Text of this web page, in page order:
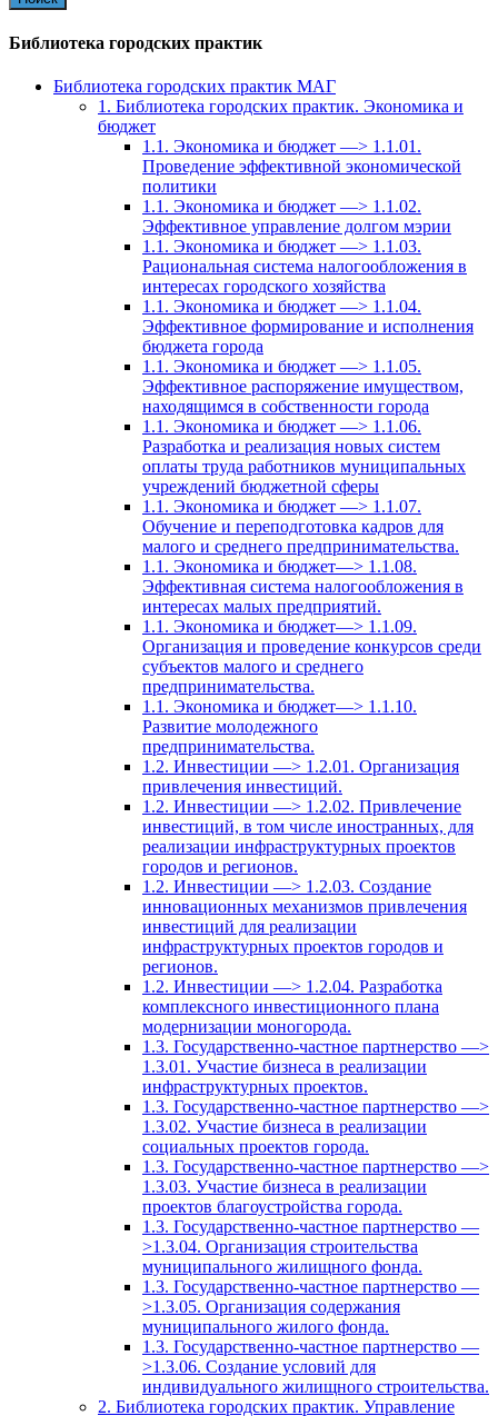
Библиотека городских практик
Библиотека городских практик МАГ
1. Библиотека городских практик. Экономика и
бюджет
1.1. Экономика и бюджет —> 1.1.01.
Проведение эффективной экономической
политики
1.1. Экономика и бюджет —> 1.1.02.
Эффективное управление долгом мэрии
1.1. Экономика и бюджет —> 1.1.03.
Рациональная система налогообложения в
интересах городского хозяйства
1.1. Экономика и бюджет —> 1.1.04.
Эффективное формирование и исполнения
бюджета города
1.1. Экономика и бюджет —> 1.1.05.
Эффективное распоряжение имуществом,
находящимся в собственности города
1.1. Экономика и бюджет —> 1.1.06.
Разработка и реализация новых систем
оплаты труда работников муниципальных
учреждений бюджетной сферы
1.1. Экономика и бюджет —> 1.1.07.
Обучение и переподготовка кадров для
малого и среднего предпринимательства.
1.1. Экономика и бюджет—> 1.1.08.
Эффективная система налогообложения в
интересах малых предприятий.
1.1. Экономика и бюджет—> 1.1.09.
Организация и проведение конкурсов среди
субъектов малого и среднего
предпринимательства.
1.1. Экономика и бюджет—> 1.1.10.
Развитие молодежного
предпринимательства.
1.2. Инвестиции —> 1.2.01. Организация
привлечения инвестиций.
1.2. Инвестиции —> 1.2.02. Привлечение
инвестиций, в том числе иностранных, для
реализации инфраструктурных проектов
городов и регионов.
1.2. Инвестиции —> 1.2.03. Создание
инновационных механизмов привлечения
инвестиций для реализации
инфраструктурных проектов городов и
регионов.
1.2. Инвестиции —> 1.2.04. Разработка
комплексного инвестиционного плана
модернизации моногорода.
1.3. Государственно-частное партнерство —>
1.3.01. Участие бизнеса в реализации
инфраструктурных проектов.
1.3. Государственно-частное партнерство —>
1.3.02. Участие бизнеса в реализации
социальных проектов города.
1.3. Государственно-частное партнерство —>
1.3.03. Участие бизнеса в реализации
проектов благоустройства города.
1.3. Государственно-частное партнерство —
>1.3.04. Организация строительства
муниципального жилищного фонда.
1.3. Государственно-частное партнерство —
>1.3.05. Организация содержания
муниципального жилого фонда.
1.3. Государственно-частное партнерство —
>1.3.06. Создание условий для
индивидуального жилищного строительства.
2. Библиотека городских практик. Управление